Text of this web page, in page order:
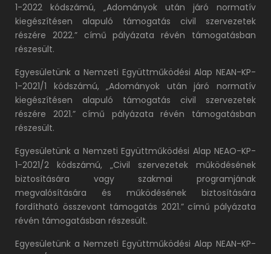
1-2022 kódszámú, „Adományok után járó normatív
kiegészítésen alapuló támogatás civil szervezetek
részére 2022.” című pályázata révén támogatásban
részesült.
Egyesületünk a Nemzeti Együttműködési Alap NEAN-KP-
1-2021/1 kódszámú, „Adományok után járó normatív
kiegészítésen alapuló támogatás civil szervezetek
részére 2021.” című pályázata révén támogatásban
részesült.
Egyesületünk a Nemzeti Együttműködési Alap NEAO-KP-
1-2021/2 kódszámú, „Civil szervezetek működésének
biztosítására vagy szakmai programjának
megvalósítására és működésének biztosítására
fordítható összevont támogatás 2021.” című pályázata
révén támogatásban részesült.
Egyesületünk a Nemzeti Együttműködési Alap NEAN-KP-